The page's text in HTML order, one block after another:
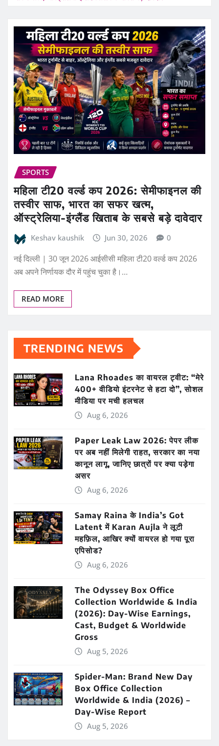
SPORTS
महिला टी20 वर्ल्ड कप 2026: सेमीफाइनल की
तस्वीर साफ, भारत का सफर खत्म,
ऑस्ट्रेलिया-इंग्लैंड खिताब के सबसे बड़े दावेदार
Keshav kaushik Jun 30, 2026 0
नई दिल्ली | 30 जून 2026 आईसीसी महिला टी20 वर्ल्ड कप 2026
अब अपने निर्णायक दौर में पहुंच चुका है।…
READ MORE
TRENDING NEWS
Lana Rhoades का वायरल ट्वीट: “मेरे
400+ वीडियो इंटरनेट से हटा दो”, सोशल
मीडिया पर मची हलचल
Aug 6, 2026
Paper Leak Law 2026: पेपर लीक
पर अब नहीं मिलेगी राहत, सरकार का नया
कानून लागू, जानिए छात्रों पर क्या पड़ेगा
असर
Aug 6, 2026
Samay Raina के India’s Got
Latent में Karan Aujla ने लूटी
महफ़िल, आखिर क्यों वायरल हो गया पूरा
एपिसोड?
Aug 6, 2026
The Odyssey Box Office
Collection Worldwide & India
(2026): Day-Wise Earnings,
Cast, Budget & Worldwide
Gross
Aug 5, 2026
Spider-Man: Brand New Day
Box Office Collection
Worldwide & India (2026) –
Day-Wise Report
Aug 5, 2026